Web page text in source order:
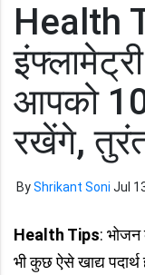
Health
आपको 10
रखेंगे,
ByShrikant Soni Jul
Health Tips: भोजन
भी कुछ ऐसे खाद्य